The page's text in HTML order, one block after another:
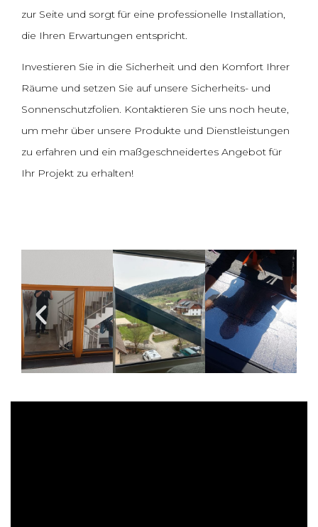
zur Seite und sorgt für eine professionelle Installation,
die Ihren Erwartungen entspricht.
Investieren Sie in die Sicherheit und den Komfort Ihrer
Räume und setzen Sie auf unsere Sicherheits- und
Sonnenschutzfolien. Kontaktieren Sie uns noch heute,
um mehr über unsere Produkte und Dienstleistungen
zu erfahren und ein maßgeschneidertes Angebot für
Ihr Projekt zu erhalten!